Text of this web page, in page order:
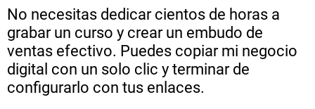
No necesitas dedicar cientos de horas a
grabar un curso y crear un embudo de
ventas efectivo. Puedes copiar mi negocio
digital con un solo clic y terminar de
configurarlo con tus enlaces.